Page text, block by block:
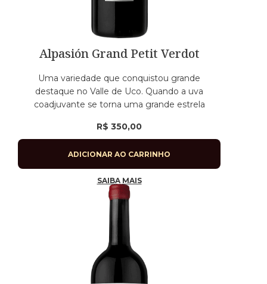
Alpasión Grand Petit Verdot
Uma variedade que conquistou grande
destaque no Valle de Uco. Quando a uva
coadjuvante se torna uma grande estrela
R$ 350,00
ADICIONAR AO CARRINHO
SAIBA MAIS